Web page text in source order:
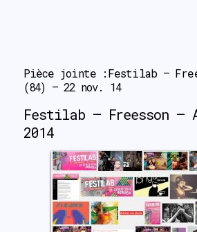
Pièce jointe :Festilab –
(84) – 22 nov. 14
Festilab – Freesson –
2014